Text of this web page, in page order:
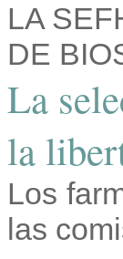
LA
DE
La
la
Los
las